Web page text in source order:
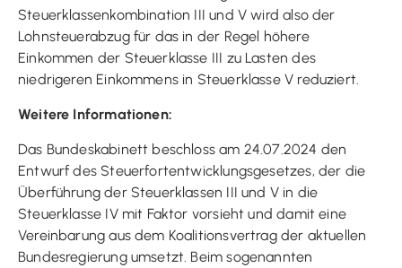
Steuerklassenkombination III und V wird also der
Lohnsteuerabzug für das in der Regel höhere
Einkommen der Steuerklasse III zu Lasten des
niedrigeren Einkommens in Steuerklasse V reduziert.
Weitere Informationen:
Das Bundeskabinett beschloss am 24.07.2024 den
Entwurf des Steuerfortentwicklungsgesetzes, der die
Überführung der Steuerklassen III und V in die
Steuerklasse IV mit Faktor vorsieht und damit eine
Vereinbarung aus dem Koalitionsvertrag der aktuellen
Bundesregierung umsetzt. Beim sogenannten